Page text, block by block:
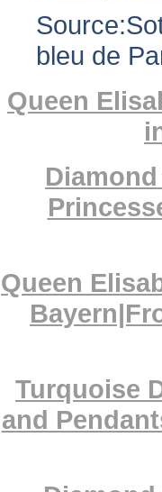
bleu de
Queen
Queen
Turquoise
and